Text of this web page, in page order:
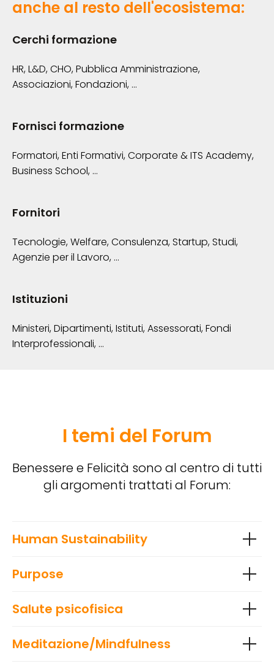
anche al resto dell'ecosistema:
Cerchi formazione
HR, L&D, CHO, Pubblica Amministrazione,
Associazioni, Fondazioni, ...
Fornisci formazione
Formatori, Enti Formativi, Corporate & ITS Academy,
Business School, ...
Fornitori
Tecnologie, Welfare, Consulenza, Startup, Studi,
Agenzie per il Lavoro, ...
Istituzioni
Ministeri, Dipartimenti, Istituti, Assessorati, Fondi
Interprofessionali, ...
I temi del Forum
Benessere e Felicità sono al centro di tutti
gli argomenti trattati al Forum:
Human Sustainability
Purpose
Salute psicofisica
Meditazione/Mindfulness